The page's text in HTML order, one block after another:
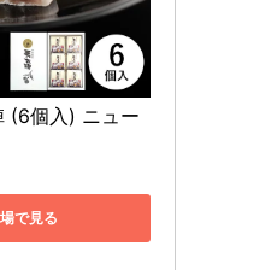
(6個入) ニュー
で見る